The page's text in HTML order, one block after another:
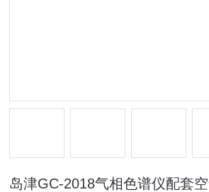
岛津GC-2018气相色谱仪配套